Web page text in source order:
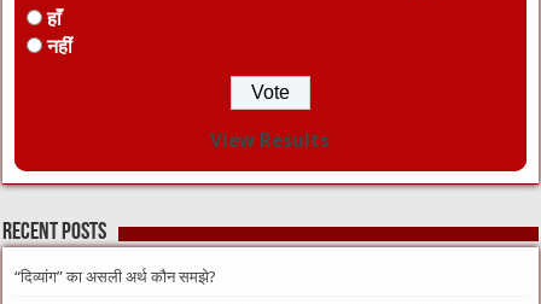
हाँ
नहीं
View Results
Recent Posts
“दिव्यांग” का असली अर्थ कौन समझे?